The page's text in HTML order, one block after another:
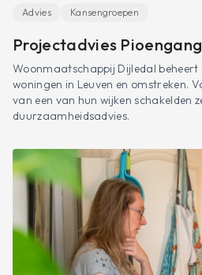
Advies Kansengroepen
Projectadvies
Woonmaatschappij Dijledal
woningen in Leuven en omstreken.
van een van hun wijken schakelden
duurzaamheidsadvies.